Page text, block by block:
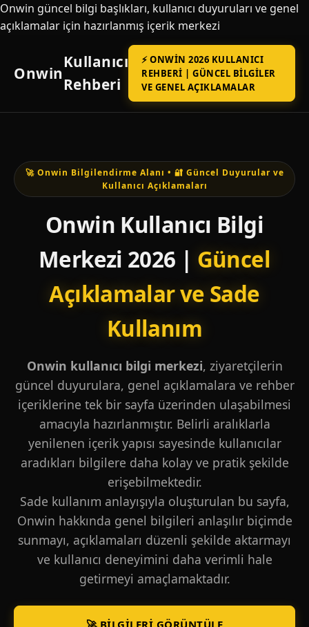
Onwin güncel bilgi başlıkları, kullanıcı duyuruları ve genel
açıklamalar için hazırlanmış içerik merkezi
Onwin
Kullanıcı
Rehberi
⚡ ONWIN 2026 KULLANICI
REHBERI | GÜNCEL BILGILER
VE GENEL AÇIKLAMALAR
🚀 Onwin Bilgilendirme Alanı • 🔐 Güncel Duyurular ve
Kullanıcı Açıklamaları
Onwin Kullanıcı Bilgi
Merkezi 2026 | Güncel
Açıklamalar ve Sade
Kullanım
Onwin kullanıcı bilgi merkezi, ziyaretçilerin
güncel duyurulara, genel açıklamalara ve rehber
içeriklerine tek bir sayfa üzerinden ulaşabilmesi
amacıyla hazırlanmıştır. Belirli aralıklarla
yenilenen içerik yapısı sayesinde kullanıcılar
aradıkları bilgilere daha kolay ve pratik şekilde
erişebilmektedir.
Sade kullanım anlayışıyla oluşturulan bu sayfa,
Onwin hakkında genel bilgileri anlaşılır biçimde
sunmayı, açıklamaları düzenli şekilde aktarmayı
ve kullanıcı deneyimini daha verimli hale
getirmeyi amaçlamaktadır.
🚀 BILGILERI GÖRÜNTÜLE